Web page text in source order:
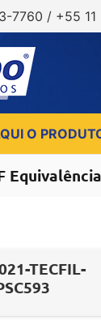
7760 / +55
O
TECFIL-